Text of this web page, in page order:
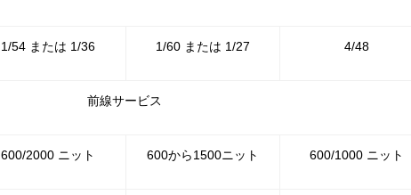
1/54 または 1/36 1/60 または 1/27 4/48
前線サービス
600/2000 ニット 600から1500ニット 600/1000 ニット